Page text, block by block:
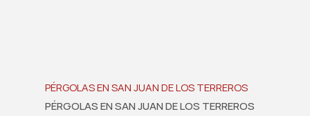
PÉRGOLAS EN SAN JUAN DE LOS TERREROS
PÉRGOLAS EN SAN JUAN DE LOS TERREROS